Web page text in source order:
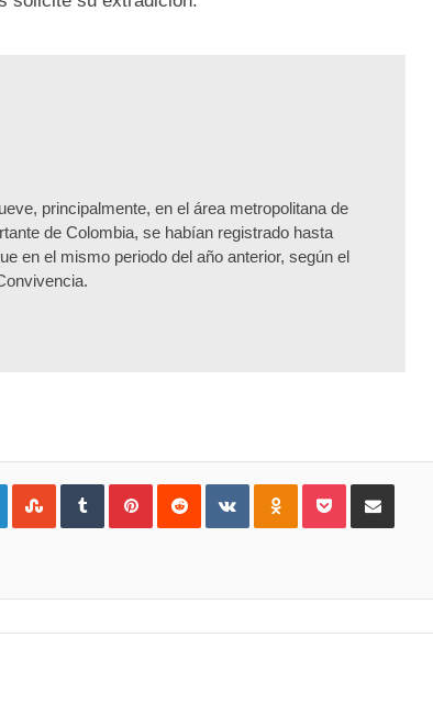
principalmente, en el área metropolitana de
de Colombia, se habían registrado hasta
en el mismo periodo del año anterior, según el
LinkedInStumbleUpon
TumblrPinterestReddit VKontakteOdnoklassniki
PocketCompartir por Correo